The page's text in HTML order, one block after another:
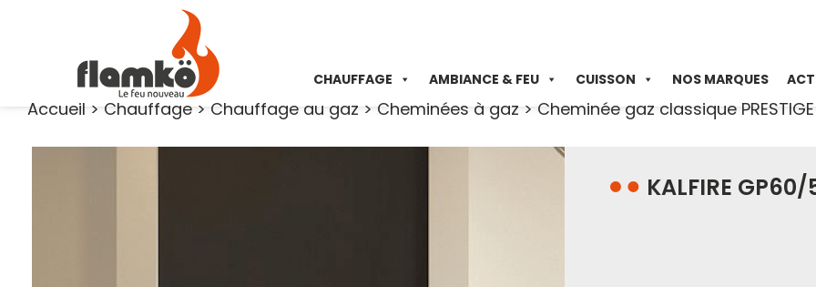
CHAUFFAGE AMBIANCE & FEU CUISSON NOS MARQUES
Accueil > Chauffage > Chauffage au gaz > Cheminées à gaz > Cheminée gaz classique PRESTIGE
KALFIRE GP60/